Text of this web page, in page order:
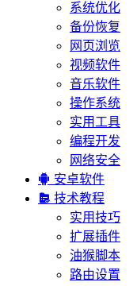
系统优化
备份恢复
网页浏览
视频软件
音乐软件
操作系统
实用工具
编程开发
网络安全
 安卓软件
 技术教程
实用技巧
扩展插件
油猴脚本
路由设置